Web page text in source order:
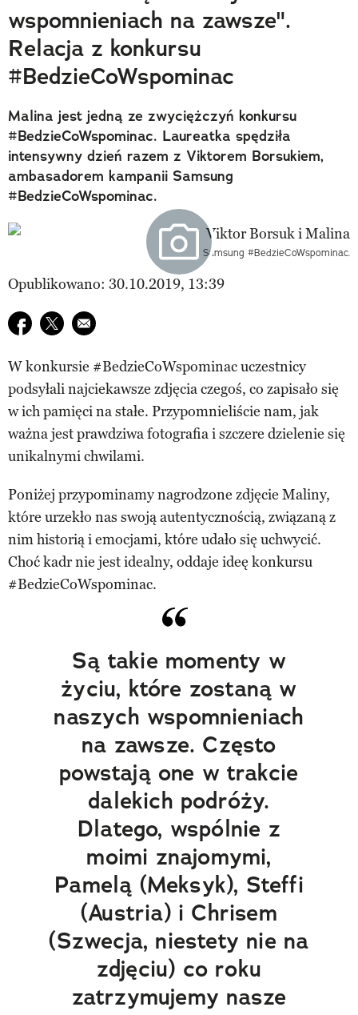
wspomnieniach na zawsze".
Relacja z konkursu
#BedzieCoWspominac
Malina jest jedną ze zwyciężczyń konkursu
#BedzieCoWspominac. Laureatka spędziła
intensywny dzień razem z Viktorem Borsukiem,
ambasadorem kampanii Samsung
#BedzieCoWspominac.
Samsung #BedzieCoWspominac.
Opublikowano: 30.10.2019, 13:39
Udostępnij na facebook
Udostępnij na twitter
E-mail do przyjaciela
W konkursie #BedzieCoWspominac uczestnicy
podsyłali najciekawsze zdjęcia czegoś, co zapisało się
w ich pamięci na stałe. Przypomnieliście nam, jak
ważna jest prawdziwa fotografia i szczere dzielenie się
unikalnymi chwilami.
Poniżej przypominamy nagrodzone zdjęcie Maliny,
które urzekło nas swoją autentycznością, związaną z
nim historią i emocjami, które udało się uchwycić.
Choć kadr nie jest idealny, oddaje ideę konkursu
#BedzieCoWspominac.
Są takie momenty w
życiu, które zostaną w
naszych wspomnieniach
na zawsze. Często
powstają one w trakcie
dalekich podróży.
Dlatego, wspólnie z
moimi znajomymi,
Pamelą (Meksyk), Steffi
(Austria) i Chrisem
(Szwecja, niestety nie na
zdjęciu) co roku
zatrzymujemy nasze